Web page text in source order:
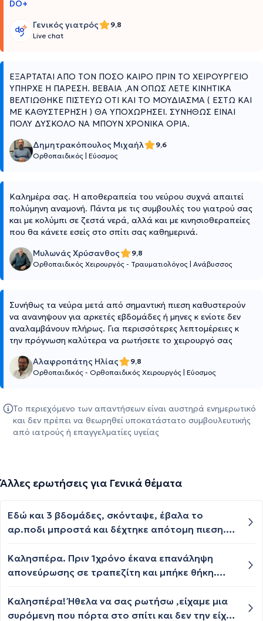
DO+
Γενικός γιατρός
9,8
Live chat
ΕΞΑΡΤΑΤΑΙ ΑΠΟ ΤΟΝ ΠΟΣΟ ΚΑΙΡΟ ΠΡΙΝ ΤΟ ΧΕΙΡΟΥΡΓΕΙΟ
ΥΠΗΡΧΕ Η ΠΑΡΕΣΗ. ΒΕΒΑΙΑ ,ΑΝ ΟΠΩΣ ΛΕΤΕ ΚΙΝΗΤΙΚΑ
ΒΕΛΤΙΩΘΗΚΕ ΠΙΣΤΕΥΩ ΟΤΙ ΚΑΙ ΤΟ ΜΟΥΔΙΑΣΜΑ ( ΕΣΤΩ ΚΑΙ
ΜΕ ΚΑΘΥΣΤΕΡΗΣΗ ) ΘΑ ΥΠΟΧΩΡΗΣΕΙ. ΣΥΝΗΘΩΣ ΕΙΝΑΙ
ΠΟΛΥ ΔΥΣΚΟΛΟ ΝΑ ΜΠΟΥΝ ΧΡΟΝΙΚΑ ΟΡΙΑ.
Δημητρακόπουλος Μιχαήλ
9,6
Ορθοπαιδικός Εύοσμος
Καλημέρα σας. Η αποθεραπεία του νεύρου συχνά απαιτεί
πολύμηνη αναμονή. Πάντα με τις συμβουλές του γιατρού σας
και με κολύμπι σε ζεστά νερά, αλλά και με κινησιοθεραπείες
που θα κάνετε εσείς στο σπίτι σας καθημερινά.
Μυλωνάς Χρύσανθος
9,8
Ορθοπαιδικός Χειρουργός - Τραυματιολόγος Ανάβυσσος
Συνήθως τα νεύρα μετά από σημαντική πιεση καθυστερούν
να ανανηψουν για αρκετές εβδομάδες ή μηνες κ ενίοτε δεν
αναλαμβάνουν πλήρως. Για περισσότερες λεπτομέρειες κ
την πρόγνωση καλύτερα να ρωτήσετε το χειρουργό σας
Αλαφροπάτης Ηλίας
9,8
Ορθοπαιδικός - Ορθοπαιδικός Χειρουργός Εύοσμος
Το περιεχόμενο των απαντήσεων είναι αυστηρά ενημερωτικό
και δεν πρέπει να θεωρηθεί υποκατάστατο συμβουλευτικής
από ιατρούς ή επαγγελματίες υγείας
Άλλες ερωτήσεις για Γενικά θέματα
Εδώ και 3 βδομάδες, σκόνταψε, έβαλα το
αρ.ποδι μπροστά και δέχτηκε απότομη πιεση.
- τσίμπημα προαγωγών (εσωτερικό μέρος
μηρού). Τι μπορώ να κάνω? (Έκανα πριν καθε
αυτό). Το καλό είναι οτι κάνω καθιστική δουλειά
όλη μέρα και δεν το κουράζω. Περιμένω
Καλησπέρα. Πριν 1χρόνο έκανα επανάληψη
απονεύρωσης σε τραπεζίτη και μπήκε θήκη.
πονά πολύ, όπως πριν κάνω την πρώτη
απονεύρωση (4χρόνια πριν). Τι μπορεί να
Καλησπέρα! Ήθελα να σας ρωτήσω ,είχαμε μια
συρόμενη που πόρτα στο σπίτι και δεν την είχα